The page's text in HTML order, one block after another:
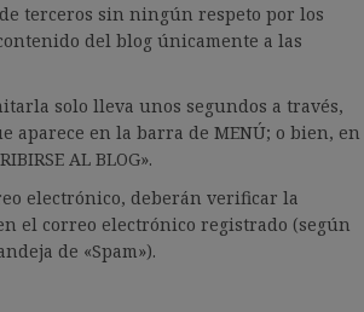
terceros sin ningún respeto por los
del blog únicamente a las
solo lleva unos segundos a través,
aparece en la barra de MENÚ; o bien, en
AL BLOG».
electrónico, deberán verificar la
el correo electrónico registrado (según
de «Spam»).